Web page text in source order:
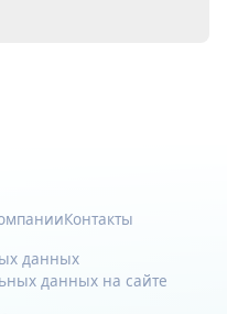
Контакты
данных
данных на сайте